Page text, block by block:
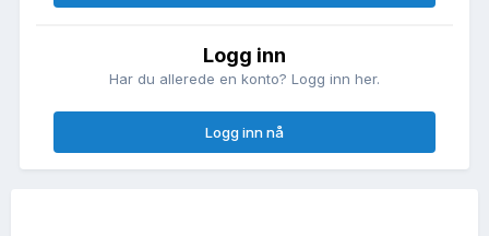
Logg inn
Har du allerede en konto? Logg inn her.
Logg inn nå